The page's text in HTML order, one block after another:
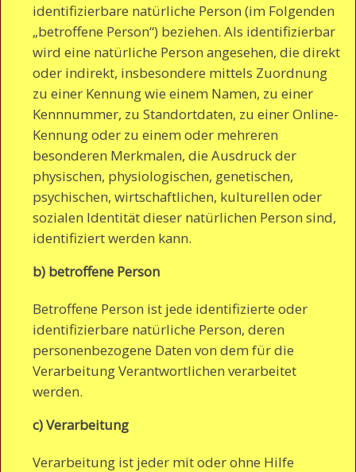
identifizierbare natürliche Person (im Folgenden
„betroffene Person“) beziehen. Als identifizierbar
wird eine natürliche Person angesehen, die direkt
oder indirekt, insbesondere mittels Zuordnung
zu einer Kennung wie einem Namen, zu einer
Kennnummer, zu Standortdaten, zu einer Online-
Kennung oder zu einem oder mehreren
besonderen Merkmalen, die Ausdruck der
physischen, physiologischen, genetischen,
psychischen, wirtschaftlichen, kulturellen oder
sozialen Identität dieser natürlichen Person sind,
identifiziert werden kann.
b) betroffene Person
Betroffene Person ist jede identifizierte oder
identifizierbare natürliche Person, deren
personenbezogene Daten von dem für die
Verarbeitung Verantwortlichen verarbeitet
werden.
c) Verarbeitung
Verarbeitung ist jeder mit oder ohne Hilfe